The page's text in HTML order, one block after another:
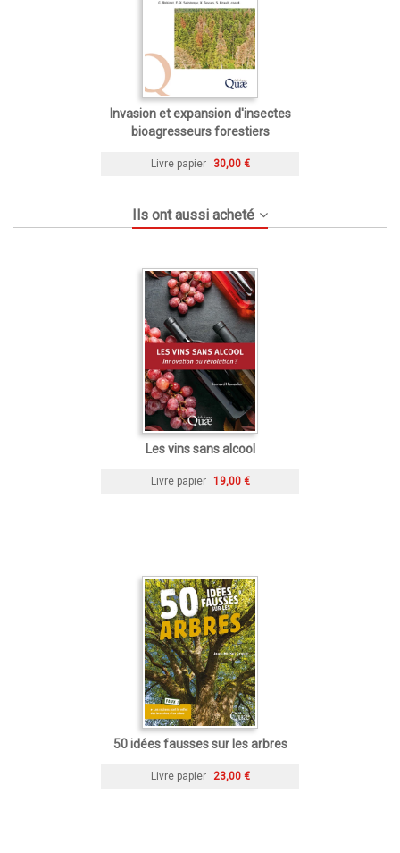
Invasion et expansion d'insectes
bioagresseurs forestiers
Livre papier 30,00 €
Ils ont aussi acheté
Les vins sans alcool
Livre papier 19,00 €
50 idées fausses sur les arbres
Livre papier 23,00 €